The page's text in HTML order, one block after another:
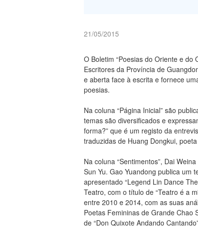
21/05/2015
O Boletim “Poesias do Oriente e
Escritores da Província de
e aberta face à escrita e fornece
poesias.
Na coluna “Página Inicial” são
temas são diversificados e
forma?” que é um registo da
traduzidas de Huang Dongkui,
Na coluna “Sentimentos”, Dai
Sun Yu. Gao Yuandong publica um
apresentado “Legend Lin Dance
Teatro, com o título de “Teatro é a
entre 2010 e 2014, com as suas
Poetas Femininas de Grande Chao
de “Don Quixote Andando